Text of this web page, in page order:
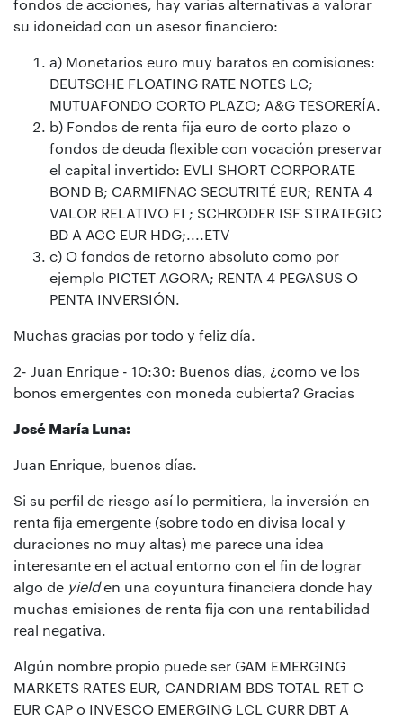
fondos de acciones, hay varias alternativas a valorar
su idoneidad con un asesor financiero:
a) Monetarios euro muy baratos en comisiones:
DEUTSCHE FLOATING RATE NOTES LC;
MUTUAFONDO CORTO PLAZO; A&G TESORERÍA.
b) Fondos de renta fija euro de corto plazo o
fondos de deuda flexible con vocación preservar
el capital invertido: EVLI SHORT CORPORATE
BOND B; CARMIFNAC SECUTRITÉ EUR; RENTA 4
VALOR RELATIVO FI ; SCHRODER ISF STRATEGIC
BD A ACC EUR HDG;....ETV
c) O fondos de retorno absoluto como por
ejemplo PICTET AGORA; RENTA 4 PEGASUS O
PENTA INVERSIÓN.
Muchas gracias por todo y feliz día.
2- Juan Enrique - 10:30: Buenos días, ¿como ve los
bonos emergentes con moneda cubierta? Gracias
José María Luna:
Juan Enrique, buenos días.
Si su perfil de riesgo así lo permitiera, la inversión en
renta fija emergente (sobre todo en divisa local y
duraciones no muy altas) me parece una idea
interesante en el actual entorno con el fin de lograr
algo de yielden una coyuntura financiera donde hay
muchas emisiones de renta fija con una rentabilidad
real negativa.
Algún nombre propio puede ser GAM EMERGING
MARKETS RATES EUR, CANDRIAM BDS TOTAL RET C
EUR CAP o INVESCO EMERGING LCL CURR DBT A